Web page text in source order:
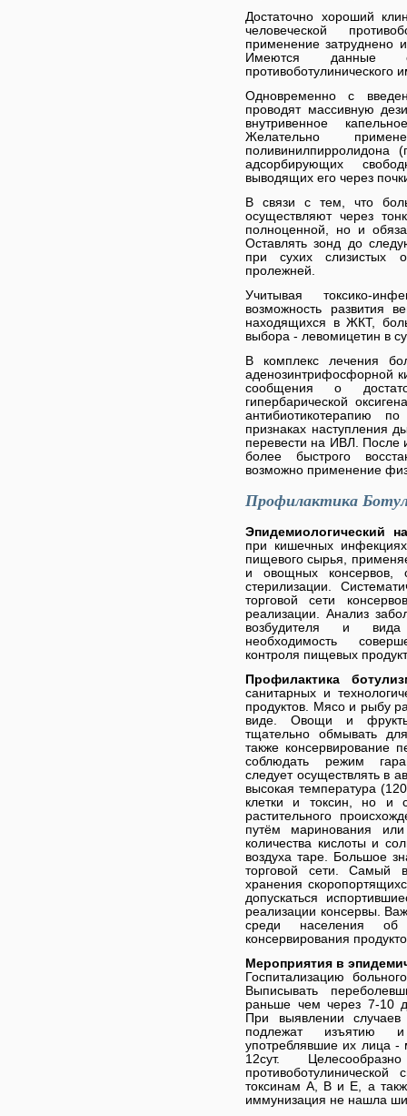
Достаточно хороший
человеческой
применение затруднено
Имеются данные об
противоботулинического
Одновременно с
проводят массивную
внутривенное
Желательно
поливинилпирролидона
адсорбирующих
выводящих его через
В связи с тем, что
осуществляют через
полноценной, но и
Оставлять зонд до
при сухих слизистых
пролежней.
Учитывая токсико-
возможность развития
находящихся в ЖКТ,
выбора - левомицетин в
В комплекс лечения
аденозинтрифосфорной
сообщения о
гипербарической
антибиотикотерапию
признаках наступления
перевести на ИВЛ. После
более быстрого
возможно применение
Профилактика
Эпидемиологический
при кишечных
пищевого сырья,
и овощных консервов,
стерилизации.
торговой сети
реализации. Анализ
возбудителя и вида
необходимость
контроля пищевых
Профилактика
санитарных и
продуктов. Мясо и рыбу
виде. Овощи и фрукты
тщательно обмывать
также консервирование
соблюдать режим
следует осуществлять в
высокая температура
клетки и токсин, но и
растительного
путём маринования
количества кислоты и
воздуха таре. Большое
торговой сети. Самый
хранения
допускаться
реализации консервы.
среди населения об
консервирования
Мероприятия в
Госпитализацию
Выписывать
раньше чем через 7-10
При выявлении случаев
подлежат изъятию
употреблявшие их лица
12сут.
токсинам А, В и Е, а
иммунизация не нашла